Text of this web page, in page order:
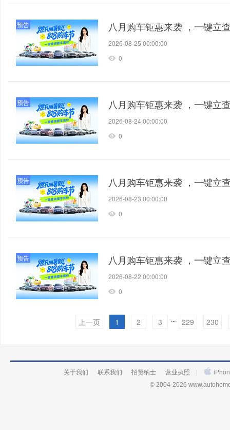
预告 八月购车钜惠来袭 ，一键立
2026-08-25 00:00:00
0
预告 八月购车钜惠来袭 ，一键立
2026-08-24 00:00:00
0
预告 八月购车钜惠来袭 ，一键立
2026-08-23 00:00:00
0
预告 八月购车钜惠来袭 ，一键立
2026-08-22 00:00:00
0
上一页 1 2 3 ... 229 230
关于我们 联系我们 招贤纳士 营业执照 |
© 2004-2026